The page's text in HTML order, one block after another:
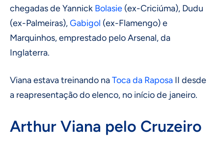
chegadas de Yannick Bolasie (ex-Criciúma), Dudu
(ex-Palmeiras),Gabigol (ex-Flamengo) e
Marquinhos, emprestado pelo Arsenal, da
Inglaterra.
Viana estava treinando naToca da Raposa II desde
a reapresentação do elenco, no início de janeiro.
Arthur Viana pelo Cruzeiro